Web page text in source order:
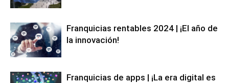
Franquicias rentables 2024 | ¡El año de
la innovación!
Franquicias de apps | ¡La era digital es